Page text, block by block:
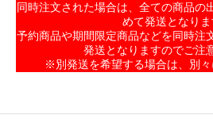
同時注文された場合は、全ての商品の
めて発送となりま
予約商品や期間限定商品などを同時注
発送となりますのでご注
※別発送を希望する場合は、別々